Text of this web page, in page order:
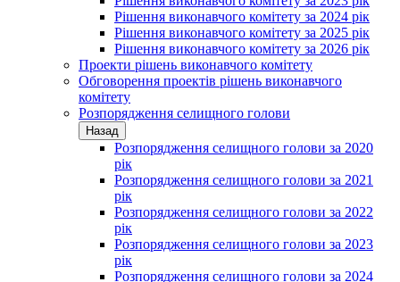
Рішення виконавчого комітету за 2024 рік
Рішення виконавчого комітету за 2025 рік
Рішення виконавчого комітету за 2026 рік
Проекти рішень виконавчого комітету
Обговорення проектів рішень виконавчого
комітету
Розпорядження селищного голови
Назад
Розпорядження селищного голови за 2020
рік
Розпорядження селищного голови за 2021
рік
Розпорядження селищного голови за 2022
рік
Розпорядження селищного голови за 2023
рік
Розпорядження селищного голови за 2024